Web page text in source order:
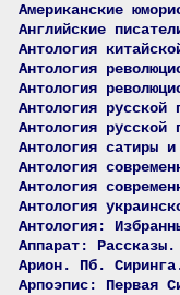
Американские
Английские
Антология
Антология
Антология
Антология
Антология
Антология сатиры
Антология
Антология
Антология
Антология:
Аппарат:
Арион. Пб.
Арпоэпис: Первая